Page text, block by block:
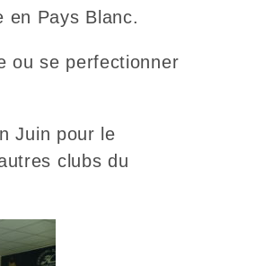
en Pays Blanc.
ou se perfectionner
Juin pour le
clubs du